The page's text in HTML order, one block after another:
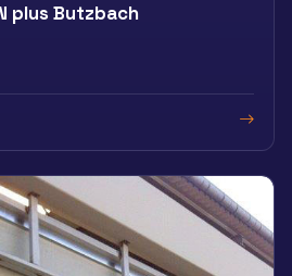
plus Butzbach